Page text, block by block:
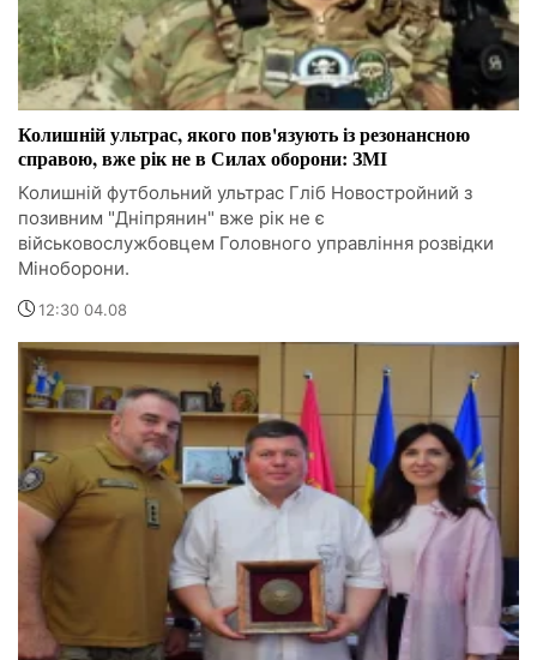
Колишній ультрас, якого пов'язують із резонансною
справою, вже рік не в Силах оборони: ЗМІ
Колишній футбольний ультрас Гліб Новостройний з
позивним "Дніпрянин" вже рік не є
військовослужбовцем Головного управління розвідки
Міноборони.
12:30 04.08